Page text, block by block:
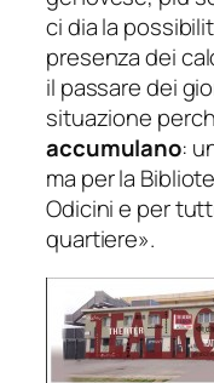
ci dia la
presenza dei
il passare dei
situazione
accumulano:
ma per la
Odicini e per
quartiere».